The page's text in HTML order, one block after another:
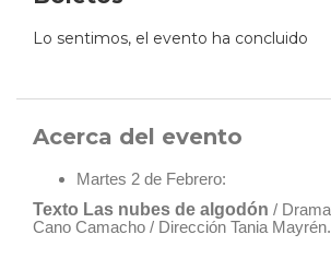
Lo sentimos, el evento ha concluido
Acerca del evento
Martes 2 de Febrero:
Texto Las nubes de algodón /
Cano Camacho / Dirección Tania Mayrén.